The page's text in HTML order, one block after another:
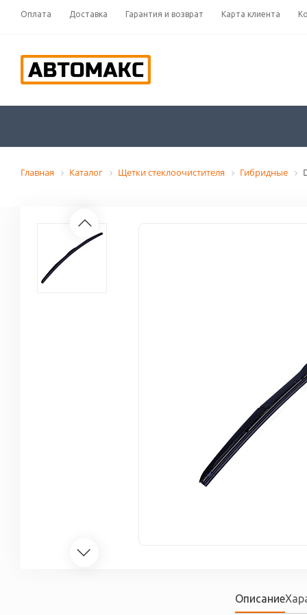
Оплата Доставка Гарантия и возврат Карта клиента
Главная Каталог Щетки стеклоочистителя Гибридные
Описание